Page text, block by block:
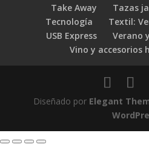
Take Away
Tazas
Tecnología
Textil:
USB Express
Verano
Vino y accesorios
Diseñado por Elegant